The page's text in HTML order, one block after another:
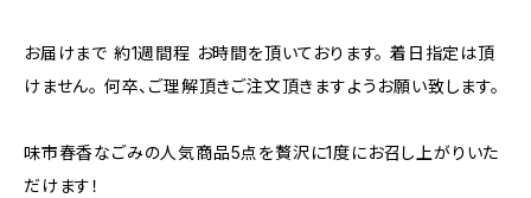
お届けまで 約1週間程 お時間を頂いております。 着日指定は頂
けません。 何卒、ご理解頂きご注文頂きますようお願い致します。
味市春香なごみの人気商品5点を贅沢に1度にお召し上がりいた
だけます！